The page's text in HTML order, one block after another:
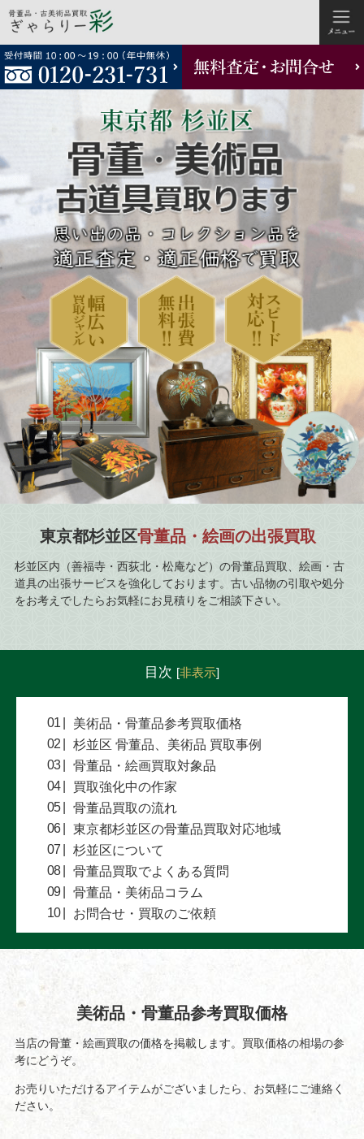
コ
ン
テ
ス
キ
ッ
東京都杉並区骨董品・絵画の出張買取
杉並区内（善福寺・西荻北・松庵など）の骨董品買取、絵画・古
道具の出張サービスを強化しております。古い品物の引取や処分
をお考えでしたらお気軽にお見積りをご相談下さい。
目次 [非表示]
美術品・骨董品参考買取価格
杉並区 骨董品、美術品 買取事例
骨董品・絵画買取対象品
買取強化中の作家
骨董品買取の流れ
東京都杉並区の骨董品買取対応地域
杉並区について
骨董品買取でよくある質問
骨董品・美術品コラム
お問合せ・買取のご依頼
美術品・骨董品参考買取価格
当店の骨董・絵画買取の価格を掲載します。買取価格の相場の参
考にどうぞ。
お売りいただけるアイテムがございましたら、お気軽にご連絡く
ださい。